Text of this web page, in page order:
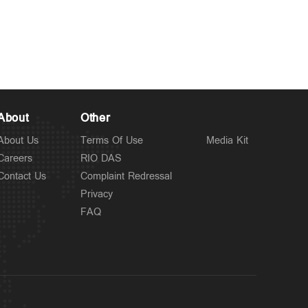
എംഎല്‍എയെ മാറ്റിനിര്‍ത്തി;
പിണറായി
Us
Us
Other
Terms Of Use
RIO DAS
Complaint Redressal
Privacy
FAQ
Media Kit